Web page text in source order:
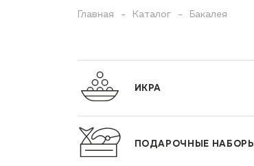
Главная - Каталог - Бакалея
ИКРА
ПОДАРОЧНЫЕ НАБОРЫ